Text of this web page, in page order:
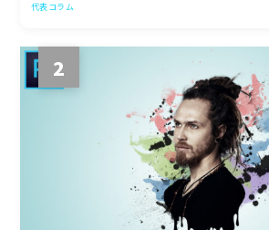
代表コラム
2